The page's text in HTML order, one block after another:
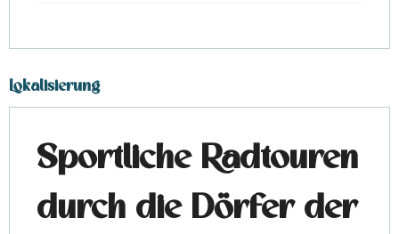
Lokalisierung
Sportliche Radtouren
durch die Dörfer der